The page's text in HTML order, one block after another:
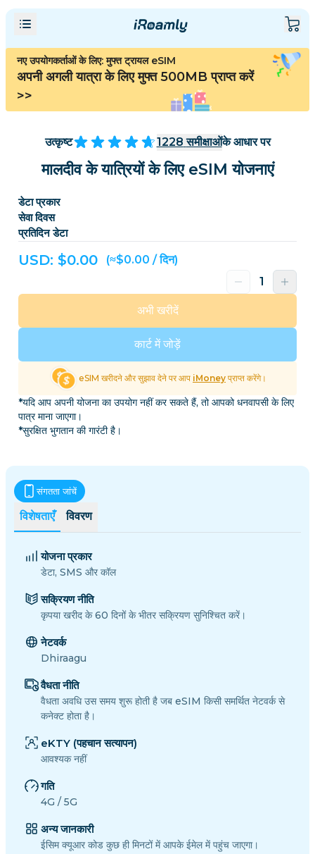
नए उपयोगकर्ताओं के लिए: मुफ्त ट्रायल eSIM
अपनी अगली यात्रा के लिए मुफ्त 500MB प्राप्त करें
>>
उत्कृष्ट 1228 समीक्षाओंके आधार पर
मालदीव के यात्रियों के लिए eSIM योजनाएं
डेटा प्रकार
सेवा दिवस
प्रतिदिन डेटा
USD: $0.00 (≈$0.00 / दिन)
कार्ट में जोड़ें
अभी खरीदें
eSIM खरीदने और सुझाव देने पर आप iMoney प्राप्त करेंगे।
*यदि आप अपनी योजना का उपयोग नहीं कर सकते हैं, तो आपको धनवापसी के लिए
पात्र माना जाएगा।
*सुरक्षित भुगतान की गारंटी है।
विशेषताएँ विवरण
संगतता जांचें
योजना प्रकार
डेटा, SMS और कॉल
सक्रियण नीति
कृपया खरीद के 60 दिनों के भीतर सक्रियण सुनिश्चित करें।
नेटवर्क
Dhiraagu
वैधता नीति
वैधता अवधि उस समय शुरू होती है जब eSIM किसी समर्थित नेटवर्क से
कनेक्ट होता है।
eKTY (पहचान सत्यापन)
आवश्यक नहीं
गति
4G / 5G
अन्य जानकारी
ईसिम क्यूआर कोड कुछ ही मिनटों में आपके ईमेल में पहुंच जाएगा।